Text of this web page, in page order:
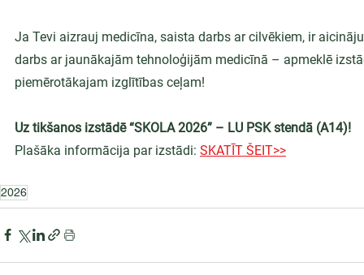
Ja Tevi aizrauj medicīna, saista darbs ar cilvēkiem, ir
darbs ar jaunākajām tehnoloģijām medicīnā – apmeklē
piemērotākajam izglītības ceļam!
Uz tikšanos izstādē “SKOLA 2026” – LU PSK stendā (A14)!
Plašāka informācija par izstādi: SKATĪT ŠEIT>>
2026